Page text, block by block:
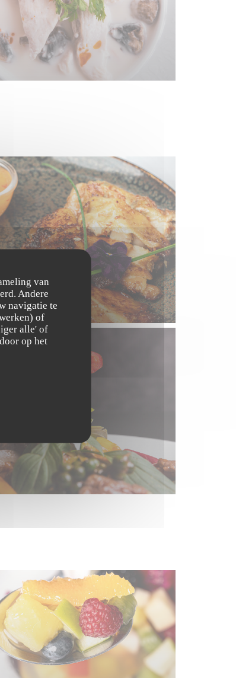
van
Andere
navigatie te
of
alle' of
op het